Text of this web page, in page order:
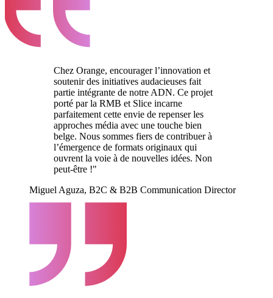
Chez Orange, encourager l’innovation et
soutenir des initiatives audacieuses fait
partie intégrante de notre ADN. Ce projet
porté par la RMB et Slice incarne
parfaitement cette envie de repenser les
approches média avec une touche bien
belge. Nous sommes fiers de contribuer à
l’émergence de formats originaux qui
ouvrent la voie à de nouvelles idées. Non
peut-être !"
Miguel Aguza, B2C & B2B Communication Director